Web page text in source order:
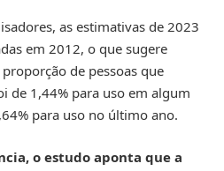
as estimativas de 2023
em 2012, o que sugere
de pessoas que
de 1,44% para uso em algum
para uso no último ano.
o estudo aponta que a